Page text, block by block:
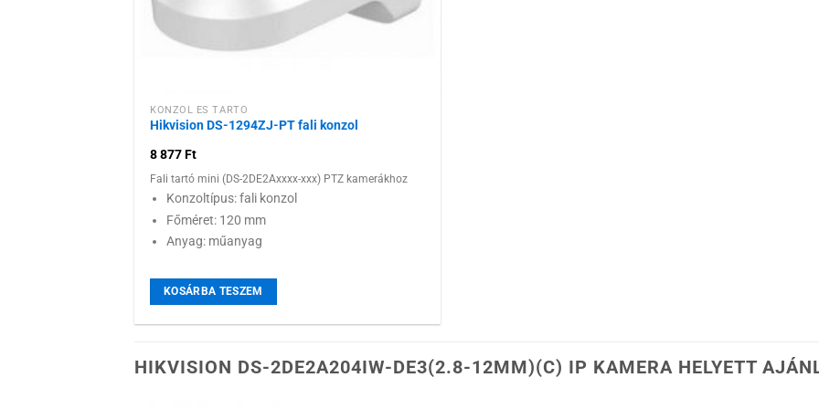
KONZOL ÉS TARTÓ
Hikvision DS-1294ZJ-PT fali konzol
8 877Ft
Fali tartó mini (DS-2DE2Axxxx-xxx) PTZ kamerákhoz
Konzoltípus: fali konzol
Főméret: 120 mm
Anyag: műanyag
KOSÁRBA TESZEM
HIKVISION DS-2DE2A204IW-DE3(2.8-12MM)(C) IP KAMERA HELYETT